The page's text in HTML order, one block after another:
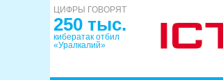
ЦИФРЫ ГОВОРЯТ
250 тыс.
кибератак отбил
«Уралкалий»